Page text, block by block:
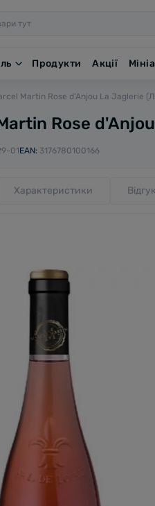
Продукти Акції
Martin Rose d'Anjou La Jaglerie
Rose
01EAN: 3176780100166
Характеристики